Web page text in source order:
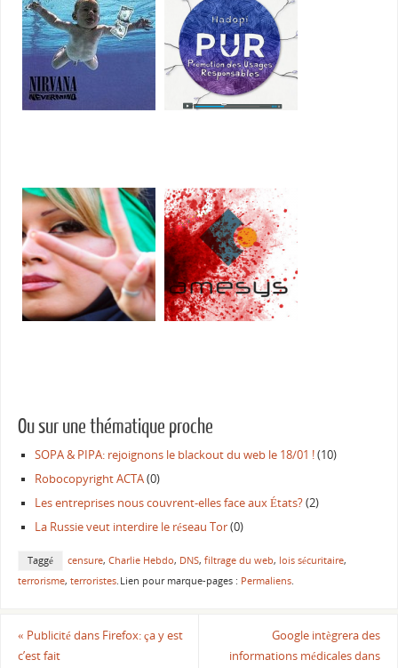
Ou sur une thématique proche
SOPA & PIPA: rejoignons le blackout du web le 18/01 !(10)
Robocopyright ACTA(0)
Les entreprises nous couvrent-elles face aux États?(2)
La Russie veut interdire le réseau Tor(0)
Taggé censure, Charlie Hebdo, DNS, filtrage du web, lois sécuritaire,
terrorisme, terroristes. Lien pour marque-pages : Permaliens.
« Publicité dans Firefox: ça y est
c’est fait
Google intègrera des
informations médicales dans